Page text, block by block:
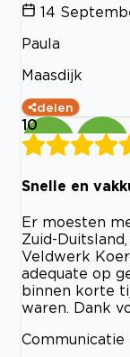
14
Paula
Maasdijk
delen
10
Snelle en
Er moesten
Zuid-
Veldwerk
adequate op
binnen korte
waren. Dank